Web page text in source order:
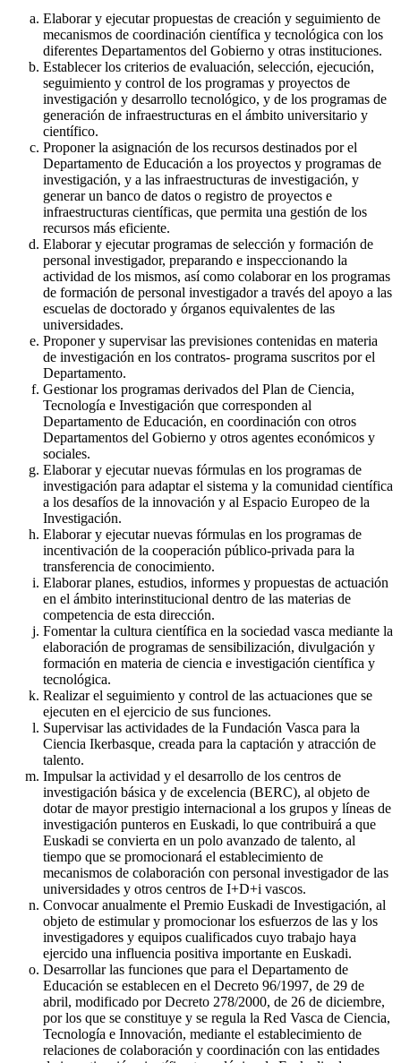
Elaborar y ejecutar propuestas de creación y seguimiento de
mecanismos de coordinación científica y tecnológica con los
diferentes Departamentos del Gobierno y otras instituciones.
Establecer los criterios de evaluación, selección, ejecución,
seguimiento y control de los programas y proyectos de
investigación y desarrollo tecnológico, y de los programas de
generación de infraestructuras en el ámbito universitario y
científico.
Proponer la asignación de los recursos destinados por el
Departamento de Educación a los proyectos y programas de
investigación, y a las infraestructuras de investigación, y
generar un banco de datos o registro de proyectos e
infraestructuras científicas, que permita una gestión de los
recursos más eficiente.
Elaborar y ejecutar programas de selección y formación de
personal investigador, preparando e inspeccionando la
actividad de los mismos, así como colaborar en los programas
de formación de personal investigador a través del apoyo a las
escuelas de doctorado y órganos equivalentes de las
universidades.
Proponer y supervisar las previsiones contenidas en materia
de investigación en los contratos- programa suscritos por el
Departamento.
Gestionar los programas derivados del Plan de Ciencia,
Tecnología e Investigación que corresponden al
Departamento de Educación, en coordinación con otros
Departamentos del Gobierno y otros agentes económicos y
sociales.
Elaborar y ejecutar nuevas fórmulas en los programas de
investigación para adaptar el sistema y la comunidad científica
a los desafíos de la innovación y al Espacio Europeo de la
Investigación.
Elaborar y ejecutar nuevas fórmulas en los programas de
incentivación de la cooperación público-privada para la
transferencia de conocimiento.
Elaborar planes, estudios, informes y propuestas de actuación
en el ámbito interinstitucional dentro de las materias de
competencia de esta dirección.
Fomentar la cultura científica en la sociedad vasca mediante la
elaboración de programas de sensibilización, divulgación y
formación en materia de ciencia e investigación científica y
tecnológica.
Realizar el seguimiento y control de las actuaciones que se
ejecuten en el ejercicio de sus funciones.
Supervisar las actividades de la Fundación Vasca para la
Ciencia Ikerbasque, creada para la captación y atracción de
talento.
Impulsar la actividad y el desarrollo de los centros de
investigación básica y de excelencia (BERC), al objeto de
dotar de mayor prestigio internacional a los grupos y líneas de
investigación punteros en Euskadi, lo que contribuirá a que
Euskadi se convierta en un polo avanzado de talento, al
tiempo que se promocionará el establecimiento de
mecanismos de colaboración con personal investigador de las
universidades y otros centros de I+D+i vascos.
Convocar anualmente el Premio Euskadi de Investigación, al
objeto de estimular y promocionar los esfuerzos de las y los
investigadores y equipos cualificados cuyo trabajo haya
ejercido una influencia positiva importante en Euskadi.
Desarrollar las funciones que para el Departamento de
Educación se establecen en el Decreto 96/1997, de 29 de
abril, modificado por Decreto 278/2000, de 26 de diciembre,
por los que se constituye y se regula la Red Vasca de Ciencia,
Tecnología e Innovación, mediante el establecimiento de
relaciones de colaboración y coordinación con las entidades